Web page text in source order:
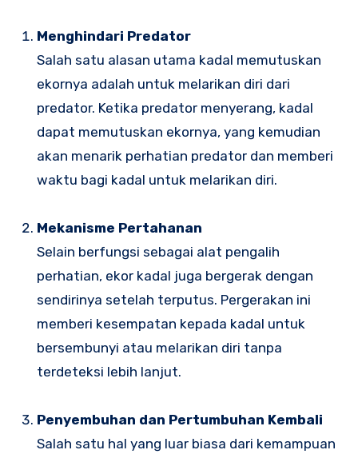
Menghindari Predator
Salah satu alasan utama kadal memutuskan
ekornya adalah untuk melarikan diri dari
predator. Ketika predator menyerang, kadal
dapat memutuskan ekornya, yang kemudian
akan menarik perhatian predator dan memberi
waktu bagi kadal untuk melarikan diri.
Mekanisme Pertahanan
Selain berfungsi sebagai alat pengalih
perhatian, ekor kadal juga bergerak dengan
sendirinya setelah terputus. Pergerakan ini
memberi kesempatan kepada kadal untuk
bersembunyi atau melarikan diri tanpa
terdeteksi lebih lanjut.
Penyembuhan dan Pertumbuhan Kembali
Salah satu hal yang luar biasa dari kemampuan